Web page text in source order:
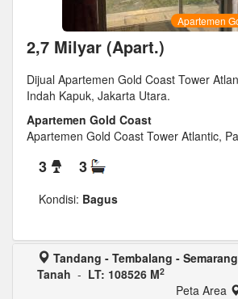
Apartemen
2,7 Milyar (Apart.)
Dijual Apartemen Gold Coast Tower
Indah Kapuk, Jakarta Utara.
Apartemen Gold Coast
Apartemen Gold Coast Tower Atlantic,
3 3
Kondisi: Bagus
Tandang - Tembalang - Semarang
Tanah - LT: 108526 M2
Peta Area